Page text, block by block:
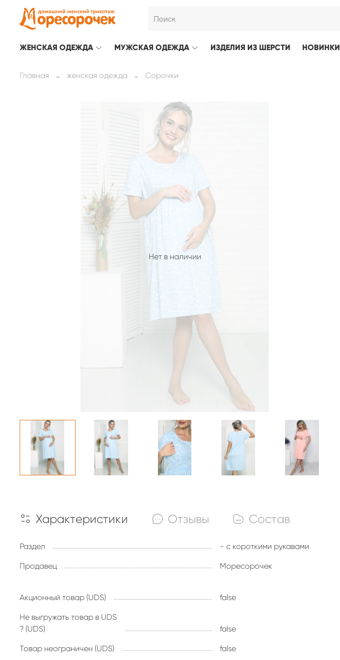
ЖЕНСКАЯ ОДЕЖДА МУЖСКАЯ ОДЕЖДА ИЗДЕЛИЯ ИЗ ШЕРСТИ НОВИНКИ
Главная женская одежда Сорочки
Нет в наличии
Характеристики Отзывы Состав
Раздел - с короткими рукавами
Продавец Моресорочек
Акционный товар (UDS) false
Не выгружать товар в UDS
? (UDS)
false
Товар неограничен (UDS) false